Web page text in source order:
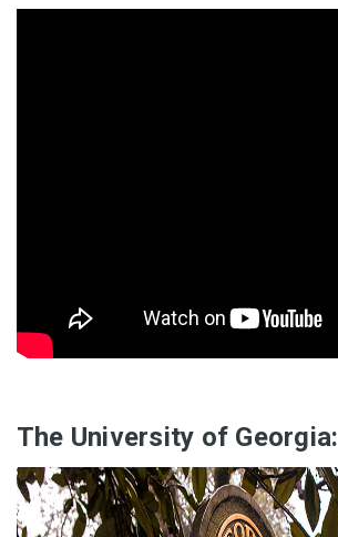
The University of Georgia: